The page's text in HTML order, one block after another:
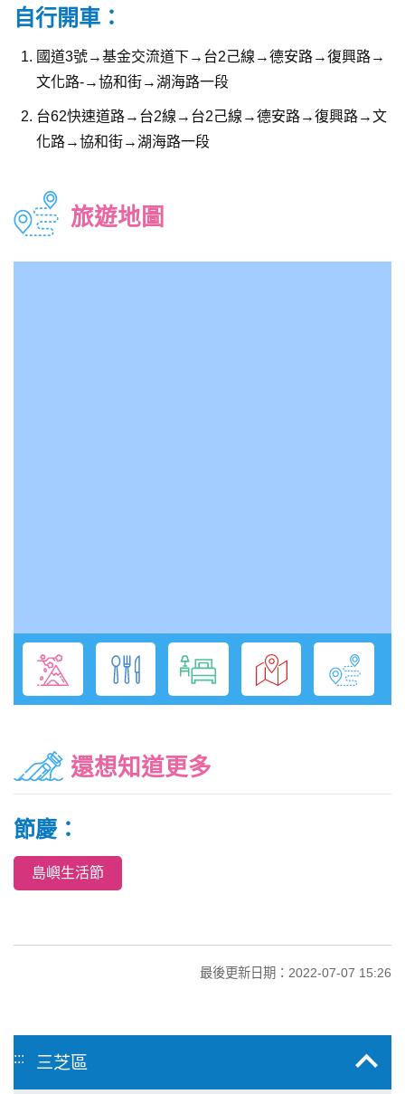
自行開車：
國道3號→基金交流道下→台2己線→德安路→復興路→
文化路-→協和街→湖海路一段
台62快速道路→台2線→台2己線→德安路→復興路→文
化路→協和街→湖海路一段
旅遊地圖
還想知道更多
節慶：
島嶼生活節
最後更新日期：2022-07-07 15:26
::: 三芝區